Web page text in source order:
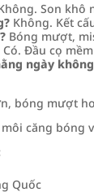
Son khô
Không. Kết
Bóng mượt,
Có. Đầu cọ
ngày
bóng mượt
căng bóng
Quốc